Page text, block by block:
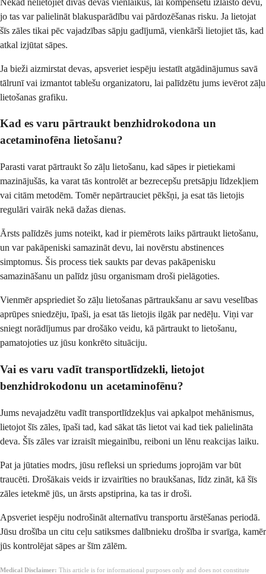
jo tas var palielināt blakusparādību vai pārdozēšanas risku. Ja lietojat
šīs zāles tikai pēc vajadzības sāpju gadījumā, vienkārši lietojiet tās, kad
atkal izjūtat sāpes.
Ja bieži aizmirstat devas, apsveriet iespēju iestatīt atgādinājumus savā
tālrunī vai izmantot tablešu organizatoru, lai palīdzētu jums ievērot zāļu
lietošanas grafiku.
Kad es varu pārtraukt benzhidrokodona un
acetaminofēna lietošanu?
Parasti varat pārtraukt šo zāļu lietošanu, kad sāpes ir pietiekami
mazinājušās, ka varat tās kontrolēt ar bezrecepšu pretsāpju līdzekļiem
vai citām metodēm. Tomēr nepārtrauciet pēkšņi, ja esat tās lietojis
regulāri vairāk nekā dažas dienas.
Ārsts palīdzēs jums noteikt, kad ir piemērots laiks pārtraukt lietošanu,
un var pakāpeniski samazināt devu, lai novērstu abstinences
simptomus. Šis process tiek saukts par devas pakāpenisku
samazināšanu un palīdz jūsu organismam droši pielāgoties.
Vienmēr apspriediet šo zāļu lietošanas pārtraukšanu ar savu veselības
aprūpes sniedzēju, īpaši, ja esat tās lietojis ilgāk par nedēļu. Viņi var
sniegt norādījumus par drošāko veidu, kā pārtraukt to lietošanu,
pamatojoties uz jūsu konkrēto situāciju.
Vai es varu vadīt transportlīdzekli, lietojot
benzhidrokodonu un acetaminofēnu?
Jums nevajadzētu vadīt transportlīdzekļus vai apkalpot mehānismus,
lietojot šīs zāles, īpaši tad, kad sākat tās lietot vai kad tiek palielināta
deva. Šīs zāles var izraisīt miegainību, reiboni un lēnu reakcijas laiku.
Pat ja jūtaties modrs, jūsu refleksi un spriedums joprojām var būt
traucēti. Drošākais veids ir izvairīties no braukšanas, līdz zināt, kā šīs
zāles ietekmē jūs, un ārsts apstiprina, ka tas ir droši.
Apsveriet iespēju nodrošināt alternatīvu transportu ārstēšanas periodā.
Jūsu drošība un citu ceļu satiksmes dalībnieku drošība ir svarīga, kamēr
jūs kontrolējat sāpes ar šīm zālēm.
Medical Disclaimer: This article is for informational purposes only and does not constitute